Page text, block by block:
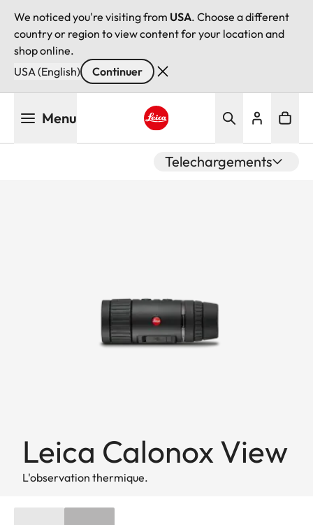
We noticed you're visiting from USA. Choose a different
country or region to view content for your location and
shop online.
USA (English)
Continuer
Menu
Telechargements
Leica Calonox View
L'observation thermique.